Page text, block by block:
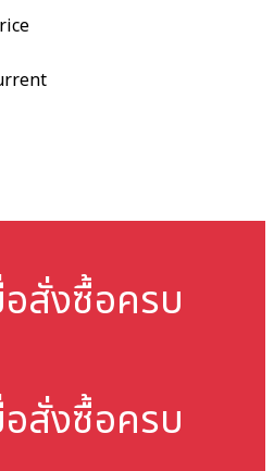
อสั่งซื้อครบ
อสั่งซื้อครบ